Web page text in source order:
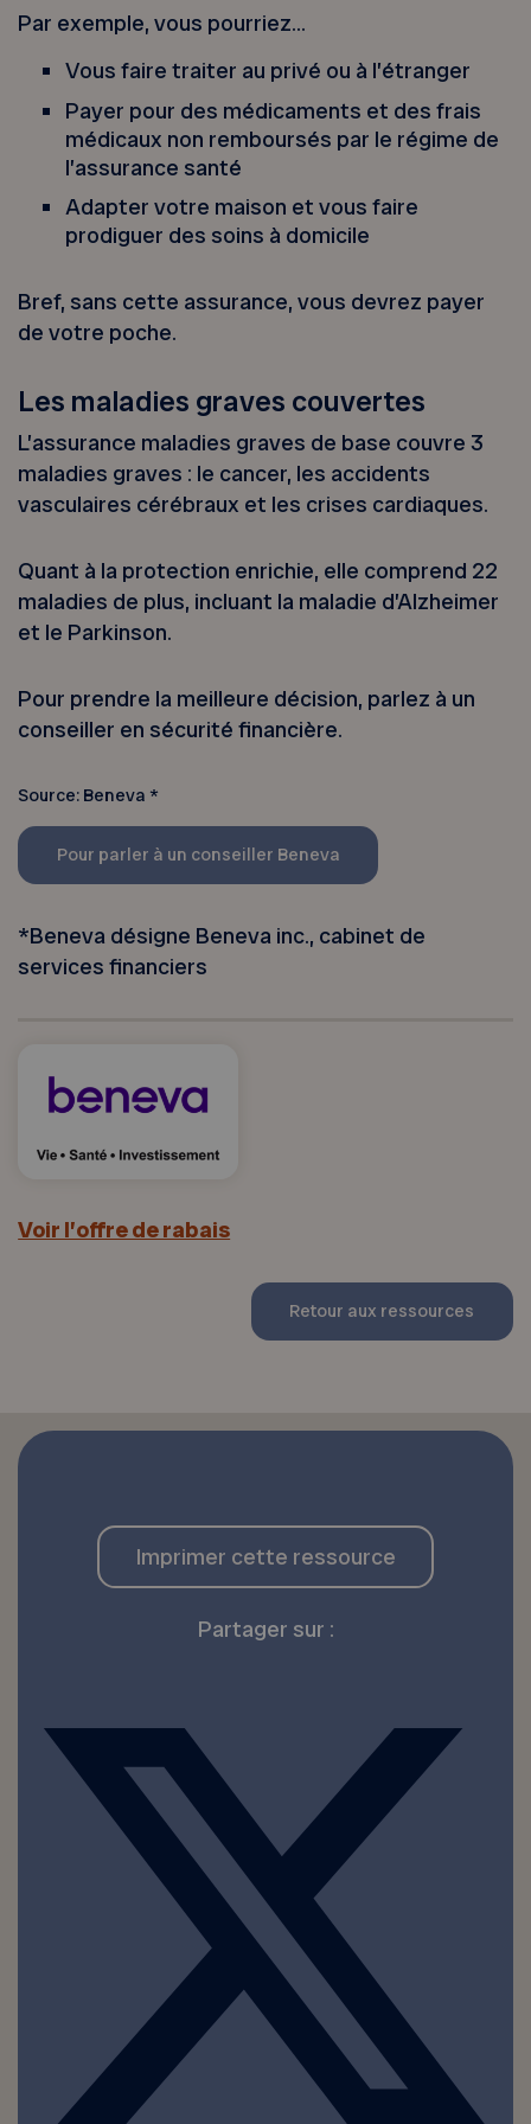
Par exemple, vous pourriez…
Vous faire traiter au privé ou à l’étranger
Payer pour des médicaments et des frais
médicaux non remboursés par le régime de
l’assurance santé
Adapter votre maison et vous faire
prodiguer des soins à domicile
Bref, sans cette assurance, vous devrez payer
de votre poche.
Les maladies graves couvertes
L’assurance maladies graves de base couvre 3
maladies graves : le cancer, les accidents
vasculaires cérébraux et les crises cardiaques.
Quant à la protection enrichie, elle comprend 22
maladies de plus, incluant la maladie d’Alzheimer
et le Parkinson.
Pour prendre la meilleure décision, parlez à un
conseiller en sécurité financière.
Source: Beneva *
Pour parler à un conseiller Beneva
*Beneva désigne Beneva inc., cabinet de
services financiers
Voir l’offre de rabais
Retour aux ressources
Imprimer cette ressource
Partager sur :